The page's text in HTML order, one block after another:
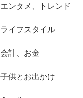
エンタメ、トレンド
ライフスタイル
会計、お金
子供とお出かけ